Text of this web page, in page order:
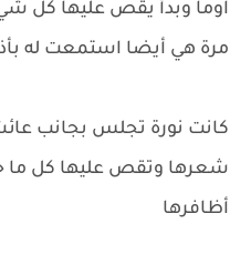
اوماً وبدأ يقص عليها كل
مرة هي أيضا استمعت له
كانت نورة تجلس بجانب
شعرها وتقص عليها كل
أظافرها